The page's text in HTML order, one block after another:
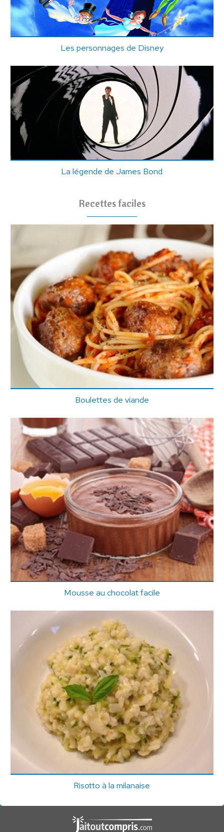
Les personnages de Disney
La légende de James Bond
Recettes faciles
Boulettes de viande
Mousse au chocolat facile
Risotto à la milanaise